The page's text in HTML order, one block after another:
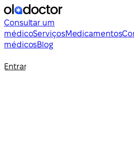
Consultar um
médicoServiçosMedicamentos
médicosBlog
Entrar